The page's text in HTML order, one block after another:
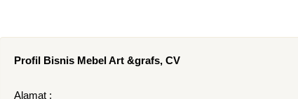
Profil Bisnis Mebel Art &grafs, CV
Alamat :